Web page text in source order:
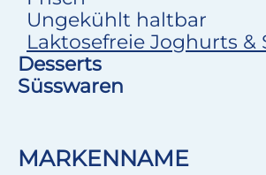
Ungekühlt haltbar
Laktosefreie Joghurts &
Desserts
Süsswaren
MARKENNAME